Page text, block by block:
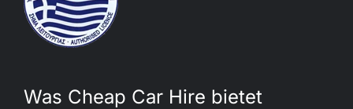
Was Cheap Car Hire bietet